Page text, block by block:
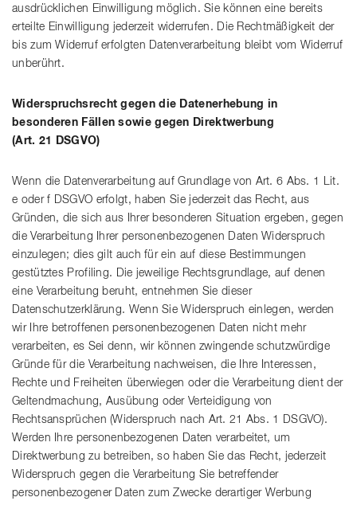
ausdrücklichen Einwilligung möglich. Sie können eine bereits
erteilte Einwilligung jederzeit widerrufen. Die Rechtmäßigkeit der
bis zum Widerruf erfolgten Datenverarbeitung bleibt vom Widerruf
unberührt.
Widerspruchsrecht gegen die Datenerhebung in
besonderen Fällen sowie gegen Direktwerbung
(Art. 21 DSGVO)
Wenn die Datenverarbeitung auf Grundlage von Art. 6 Abs. 1 Lit.
e oder f DSGVO erfolgt, haben Sie jederzeit das Recht, aus
Gründen, die sich aus Ihrer besonderen Situation ergeben, gegen
die Verarbeitung Ihrer personenbezogenen Daten Widerspruch
einzulegen; dies gilt auch für ein auf diese Bestimmungen
gestütztes Profiling. Die jeweilige Rechtsgrundlage, auf denen
eine Verarbeitung beruht, entnehmen Sie dieser
Datenschutzerklärung. Wenn Sie Widerspruch einlegen, werden
wir Ihre betroffenen personenbezogenen Daten nicht mehr
verarbeiten, es Sei denn, wir können zwingende schutzwürdige
Gründe für die Verarbeitung nachweisen, die Ihre Interessen,
Rechte und Freiheiten überwiegen oder die Verarbeitung dient der
Geltendmachung, Ausübung oder Verteidigung von
Rechtsansprüchen (Widerspruch nach Art. 21 Abs. 1 DSGVO).
Werden Ihre personenbezogenen Daten verarbeitet, um
Direktwerbung zu betreiben, so haben Sie das Recht, jederzeit
Widerspruch gegen die Verarbeitung Sie betreffender
personenbezogener Daten zum Zwecke derartiger Werbung